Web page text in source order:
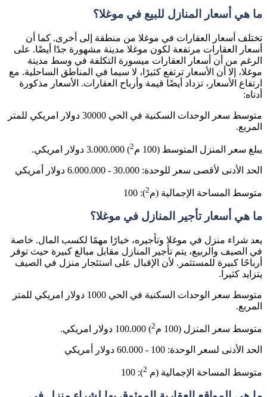
ما هي أسعار المنازل للبيع في موغلا؟
تختلف أسعار العقارات في موغلا من منطقة إلى أخرى. كما أن
أسعار العقارات مرتفعة لكون موغلا مدينة مشهورة جدًا أيضًا. على
الرغم من أن أسعار العقارات ميسورة التكلفة في وسط مدينة
موغلا، إلا أن الأسعار ترتفع كثيرًا، لا سيما في المناطق الساحلية. مع
ارتفاع الأسعار، تزداد أيضًا قيمة وأرباح العقارات. الأسعار مذكورة
أدناه:
متوسط ​​سعر الوحدات السكنية في الحي 30000 دولار امريكي للمتر
المربع.
يبلغ سعر المنزل المتوسط ​​(100 م 2) 3.000.000 دولار امريكي.
الحد الأدنى لأقصى سعر للوحدة: 30.000 - 6.000.000 دولار أمريكي
متوسط ​​المساحة الإجمالية (م2
): 100
ما هي أسعار تأجير المنازل في موغلا؟
يعد شراء منزل في موغلا وتأجيره، خيارًا مهمًا لكسب المال. خاصة
في الصيف والربيع، يتم تأجير المنازل مقابل مبالغ كبيرة حيث توفر
أرباحًا كبيرة للمستثمر. لأن الإقبال على استئجار منزل في الصيف
يتزايد كثيرا.
متوسط ​​سعر الوحدات السكنية في الحي 1000 دولار امريكي للمتر
المربع.
متوسط ​​سعر المنزل (100 م 2) 100.000 دولار امريكي.
الحد الأدنى لسعر الوحدة: 100 - 60.000 دولار أمريكي
متوسط ​​المساحة الإجمالية (م 2
): 100